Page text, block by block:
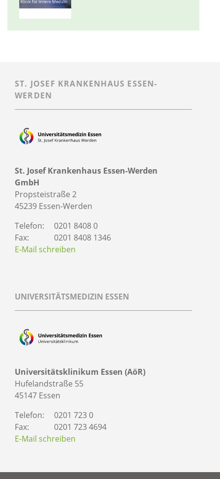
ST. JOSEF KRANKENHAUS ESSEN-
WERDEN
St. Josef Krankenhaus Essen-Werden
GmbH
Propsteistraße 2
45239 Essen-Werden
Telefon:
0201 8408 0
Fax:
0201 8408 1346
E-Mail schreiben
UNIVERSITÄTSMEDIZIN ESSEN
Universitätsklinikum Essen (AöR)
Hufelandstraße 55
45147 Essen
Telefon:
0201 723 0
Fax:
0201 723 4694
E-Mail schreiben